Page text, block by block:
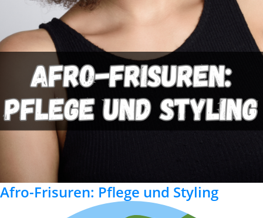
Afro-Frisuren: Pflege und Styling